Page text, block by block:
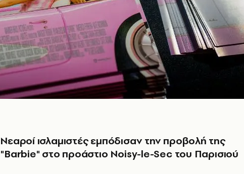
Νεαροί ισλαμιστές εμπόδισαν την προβολή της
"Barbie" στο προάστιο Noisy-le-Sec του Παρισιού